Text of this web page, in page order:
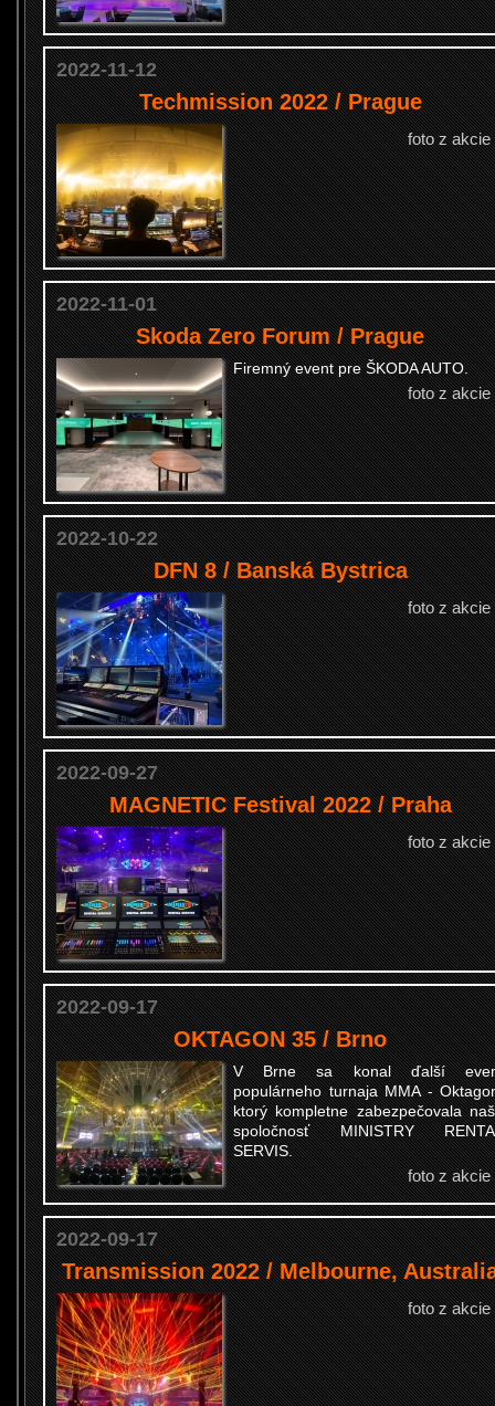
2022-11-12
Techmission 2022 / Prague
foto z akcie
2022-11-01
Skoda Zero Forum / Prague
Firemný event pre ŠKODA AUTO.
foto z akcie
2022-10-22
DFN 8 / Banská Bystrica
foto z akcie
2022-09-27
MAGNETIC Festival 2022 / Praha
foto z akcie
2022-09-17
OKTAGON 35 / Brno
V Brne sa konal ďalší
populárneho turnaja MMA -
ktorý kompletne zabezpečovala
spoločnosť MINISTRY
SERVIS.
foto z akcie
2022-09-17
Transmission 2022 / Melbourne,
foto z akcie